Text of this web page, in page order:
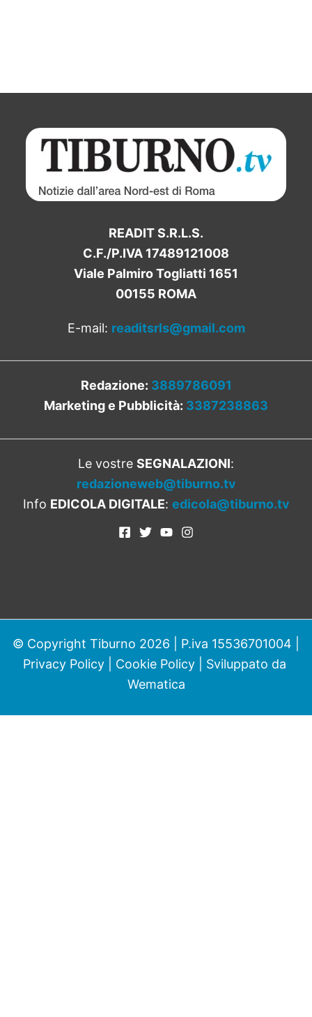
READIT S.R.L.S.
C.F./P.IVA 17489121008
Viale Palmiro Togliatti 1651
00155 ROMA
E-mail: readitsrls@gmail.com
Redazione: 3889786091
Marketing e Pubblicità: 3387238863
Le vostre SEGNALAZIONI:
redazioneweb@tiburno.tv
Info EDICOLA DIGITALE: edicola@tiburno.tv
© Copyright Tiburno 2026 | P.iva 15536701004 |
Privacy Policy| Cookie Policy| Sviluppato da
Wematica